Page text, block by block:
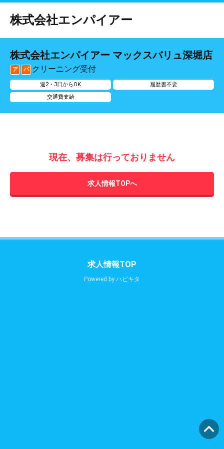
株式会社エンパイアー
株式会社エンパイアー マックスバリュ深堀店
ア パ クリーニング受付
週2・3日からOK
履歴書不要
交通費支給
現在、募集は行っておりません
求人情報TOPへ
求人情報TOP
Powered by ハピキタ